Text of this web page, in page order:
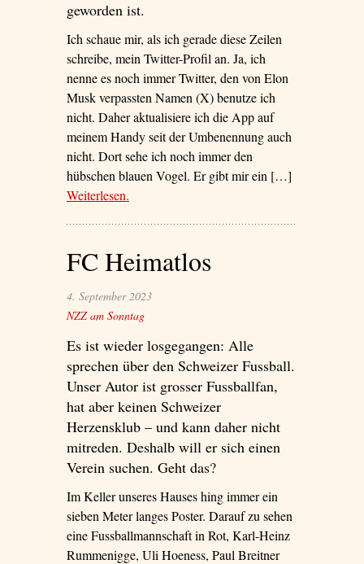
geworden ist.
Ich schaue mir, als ich gerade diese Zeilen
schreibe, mein Twitter-Profil an. Ja, ich
nenne es noch immer Twitter, den von Elon
Musk verpassten Namen (X) benutze ich
nicht. Daher aktualisiere ich die App auf
meinem Handy seit der Umbenennung auch
nicht. Dort sehe ich noch immer den
hübschen blauen Vogel. Er gibt mir ein […]
Weiterlesen– ‘Der blaue Himmel – eine Alternative für
.
FC Heimatlos
4. September 2023
NZZ am Sonntag
Es ist wieder losgegangen: Alle
sprechen über den Schweizer Fussball.
Unser Autor ist grosser Fussballfan,
hat aber keinen Schweizer
Herzensklub – und kann daher nicht
mitreden. Deshalb will er sich einen
Verein suchen. Geht das?
Im Keller unseres Hauses hing immer ein
sieben Meter langes Poster. Darauf zu sehen
eine Fussballmannschaft in Rot, Karl-Heinz
Rummenigge, Uli Hoeness, Paul Breitner